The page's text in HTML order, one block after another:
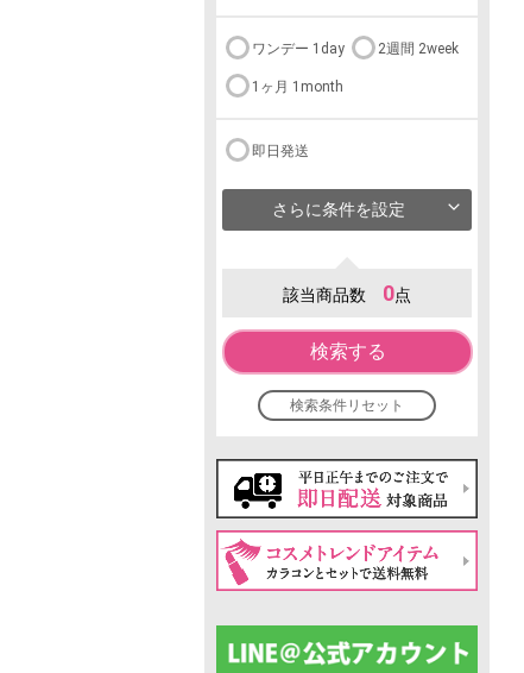
ワンデー 1day 2週間 2week
1ヶ月 1month
即日発送
さらに条件を設定
該当商品数 0点
検索する
検索条件リセット